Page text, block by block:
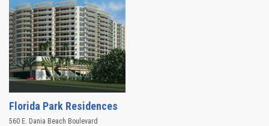
Florida Park Residences
560 E. Dania Beach Boulevard